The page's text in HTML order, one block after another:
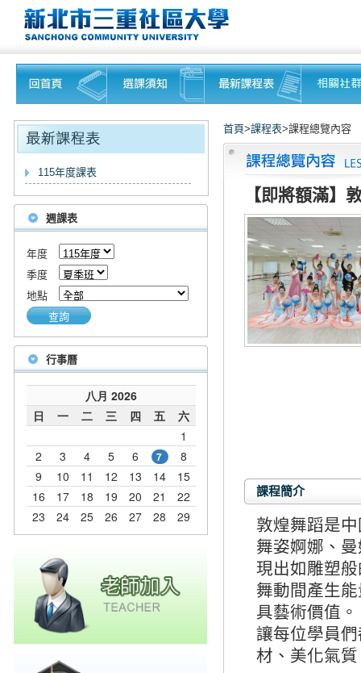
115年度課表
週課表
年度
季度
地點
查詢
行事曆
首頁>課程表>課程總覽內容
【即將額滿】
課程簡介
敦煌舞蹈是
舞姿婀娜、
現出如雕塑
舞動間產生
具藝術價值。
讓每位學員
材、美化氣